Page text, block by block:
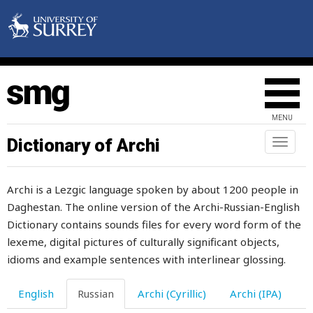
MENU
Toggle
Dictionary of Archi
Archi is a Lezgic language spoken by about 1200 people in
Daghestan. The online version of the Archi-Russian-English
Dictionary contains sounds files for every word form of the
lexeme, digital pictures of culturally significant objects,
idioms and example sentences with interlinear glossing.
English Russian Archi (Cyrillic) Archi (IPA)
ворох
восемьдесят
воск
воскресенье
воспаление
воспаляться
воспитание
воспитанность